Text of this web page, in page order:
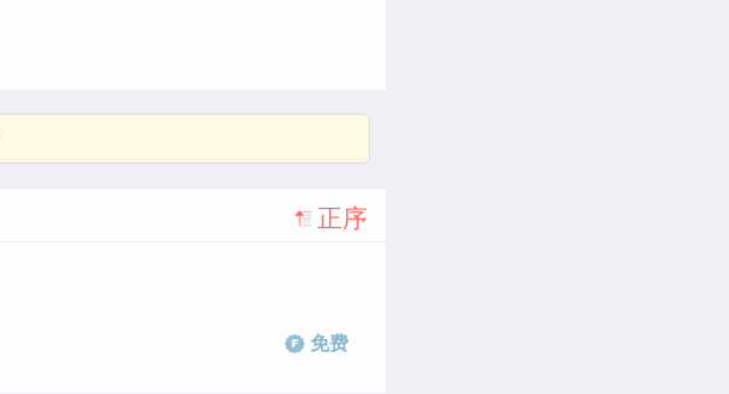
正序
免费